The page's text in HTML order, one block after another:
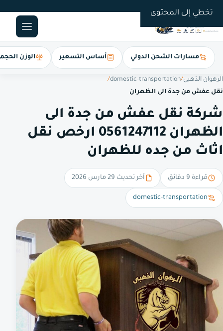
تخطي إلى المحتوى
مسارات الشحن الدولي أساس التسعير الوزن
الرهوان الذهبي/
domestic-transportation
/
نقل عفش من جدة الى الظهران
شركة نقل عفش من جدة الى
الظهران 0561247112 ارخص نقل
اثاث من جده للظهران
قراءة 9 دقائق آخر تحديث 29 مارس 2026
domestic-transportation